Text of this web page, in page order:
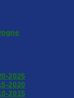
2025
2020
2015